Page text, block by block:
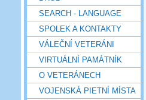
SEARCH - LANGUAGE
SPOLEK A KONTAKTY
VÁLEČNÍ VETERÁNI
VIRTUÁLNÍ PAMÁTNÍK
O VETERÁNECH
VOJENSKÁ PIETNÍ MÍSTA